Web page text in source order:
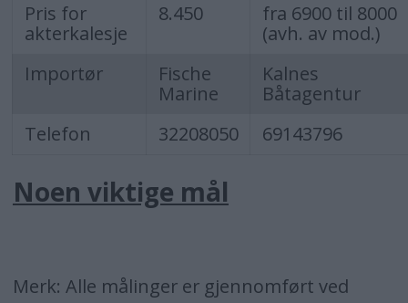
Pris for
akterkalesje
8.450
fra 6900 til 8000
(avh. av mod.)
Importør
Fische
Marine
Kalnes
Båtagentur
Telefon
32208050 69143796
Noen viktige mål
Merk: Alle målinger er gjennomført ved